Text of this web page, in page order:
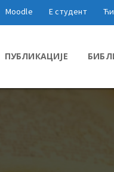
Moodle Е студент
ПУБЛИКАЦИЈЕ